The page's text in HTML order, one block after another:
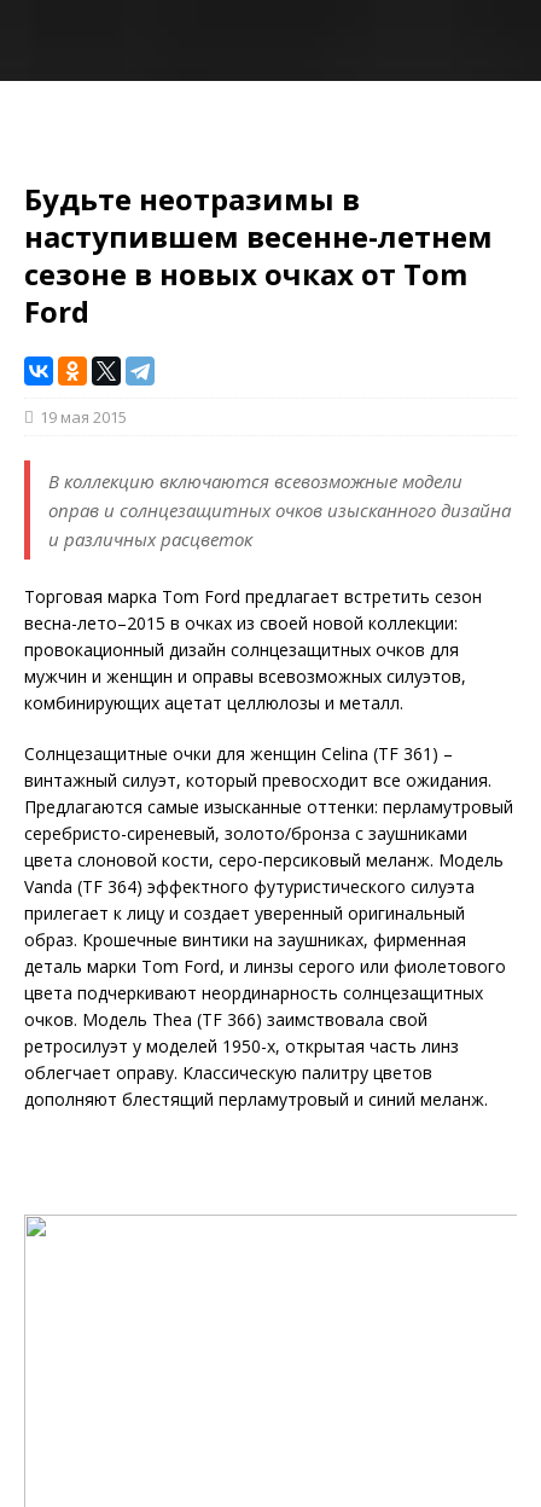
Будьте неотразимы в
наступившем весенне-летнем
сезоне в новых очках от Tom
Ford
19 мая 2015
В коллекцию включаются всевозможные модели
оправ и солнцезащитных очков изысканного дизайна
и различных расцветок
Торговая марка Tom Ford предлагает встретить сезон
весна-лето–2015 в очках из своей новой коллекции:
провокационный дизайн солнцезащитных очков для
мужчин и женщин и оправы всевозможных силуэтов,
комбинирующих ацетат целлюлозы и металл.
Солнцезащитные очки для женщин Celina (TF 361) –
винтажный силуэт, который превосходит все ожидания.
Предлагаются самые изысканные оттенки: перламутровый
серебристо-сиреневый, золото/бронза с заушниками
цвета слоновой кости, серо-персиковый меланж. Модель
Vanda (TF 364) эффектного футуристического силуэта
прилегает к лицу и создает уверенный оригинальный
образ. Крошечные винтики на заушниках, фирменная
деталь марки Tom Ford, и линзы серого или фиолетового
цвета подчеркивают неординарность солнцезащитных
очков. Модель Thea (TF 366) заимствовала свой
ретросилуэт у моделей 1950-х, открытая часть линз
облегчает оправу. Классическую палитру цветов
дополняют блестящий перламутровый и синий меланж.